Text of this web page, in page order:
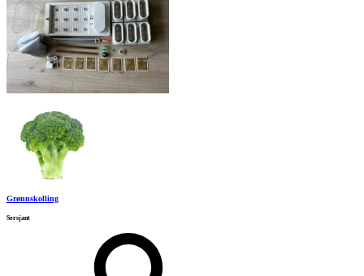
Grønnskolling
Sersjant